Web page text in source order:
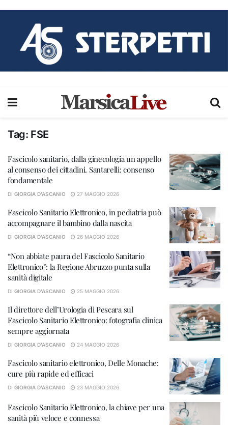
Tag: FSE
Fascicolo sanitario, dalla ginecologia un appello
al consenso dei cittadini. Santarelli: consenso
fondamentale
DI GIORGIA D'ASCANIO 27 MAGGIO 2026
Fascicolo Sanitario Elettronico, in pediatria può
accompagnare il bambino dalla nascita
DI GIORGIA D'ASCANIO 26 MAGGIO 2026
“Non abbiate paura del Fascicolo Sanitario
Elettronico”: la Regione Abruzzo punta sulla
sanità digitale
DI GIORGIA D'ASCANIO 25 MAGGIO 2026
Il direttore dell’Urologia di Pescara sul
Fascicolo Sanitario Elettronico: fotografia clinica
sempre aggiornata
DI GIORGIA D'ASCANIO 24 MAGGIO 2026
Fascicolo sanitario elettronico, Delle Monache:
cure più rapide ed efficaci
DI GIORGIA D'ASCANIO 23 MAGGIO 2026
Fascicolo Sanitario Elettronico, la chiave per una
sanità più veloce e connessa